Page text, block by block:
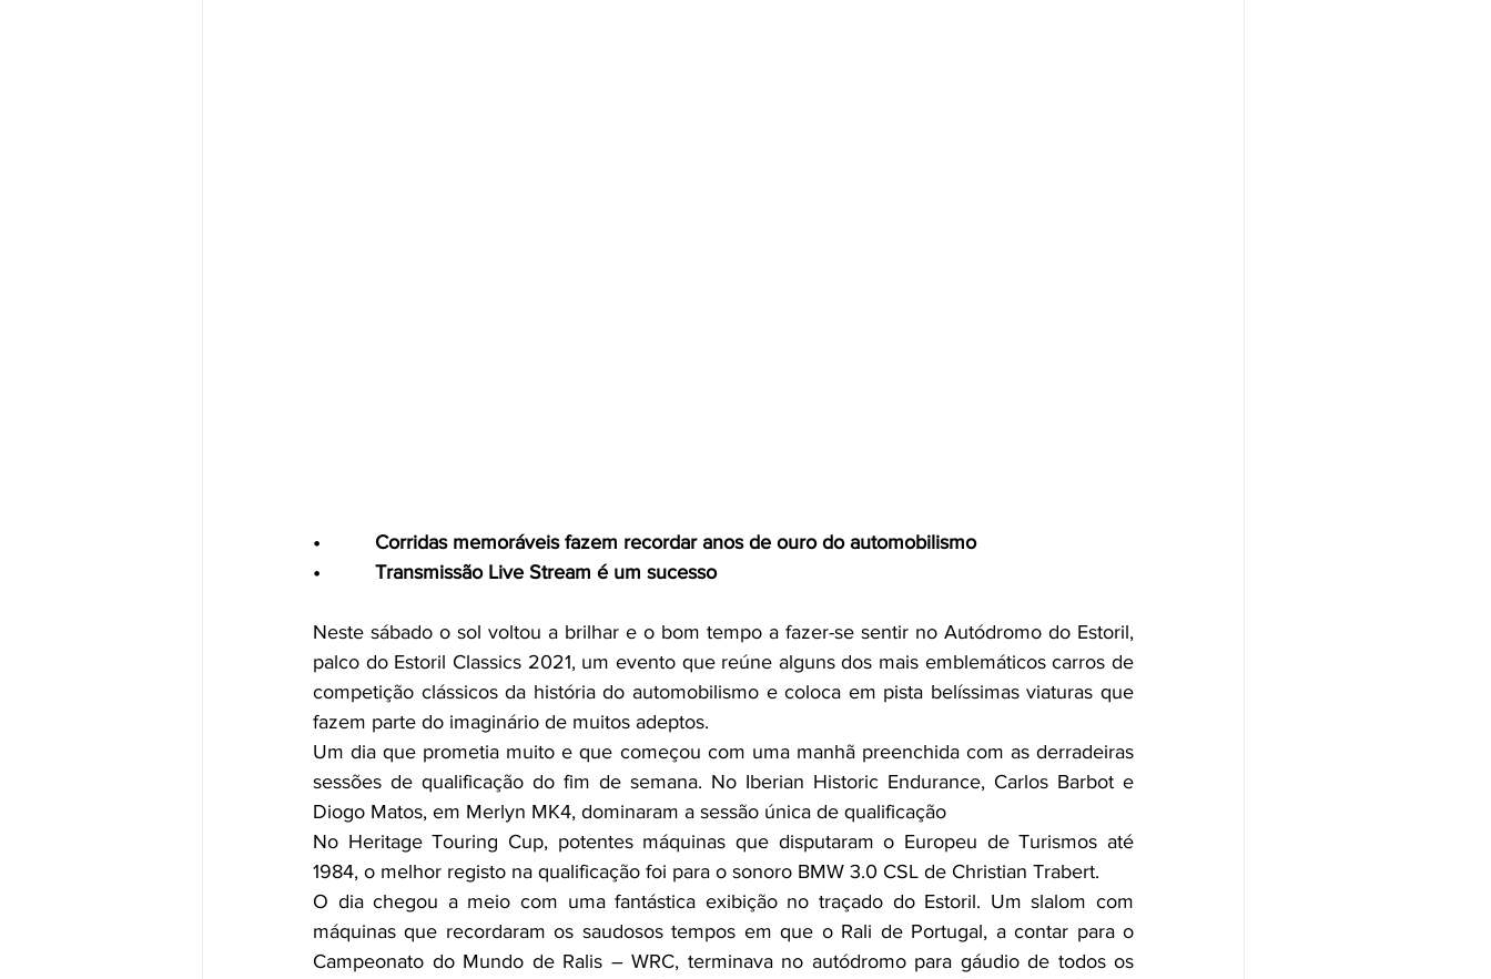
•          Corridas memoráveis fazem recordar anos de ouro do automobilismo
•          Transmissão Live Stream é um sucesso
Neste sábado o sol voltou a brilhar e o bom tempo a fazer-se sentir no Autódromo do Estoril,
palco do Estoril Classics 2021, um evento que reúne alguns dos mais emblemáticos carros de
competição clássicos da história do automobilismo e coloca em pista belíssimas viaturas que
fazem parte do imaginário de muitos adeptos.
Um dia que prometia muito e que começou com uma manhã preenchida com as derradeiras
sessões de qualificação do fim de semana. No Iberian Historic Endurance, Carlos Barbot e
Diogo Matos, em Merlyn MK4, dominaram a sessão única de qualificação
No Heritage Touring Cup, potentes máquinas que disputaram o Europeu de Turismos até
1984, o melhor registo na qualificação foi para o sonoro BMW 3.0 CSL de Christian Trabert.
O dia chegou a meio com uma fantástica exibição no traçado do Estoril. Um slalom com
máquinas que recordaram os saudosos tempos em que o Rali de Portugal, a contar para o
Campeonato do Mundo de Ralis – WRC, terminava no autódromo para gáudio de todos os